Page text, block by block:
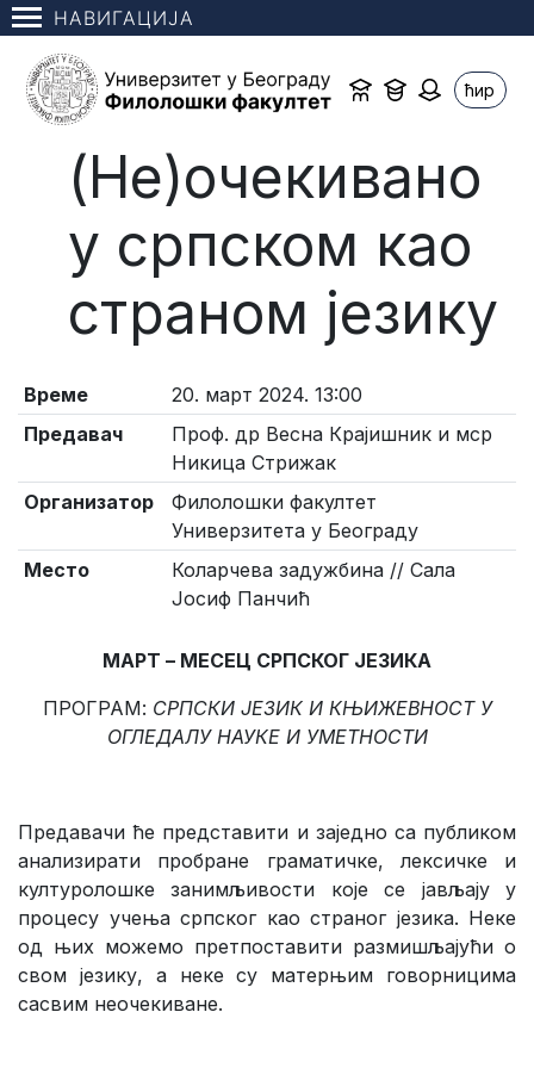
НАВИГАЦИЈА
ћир
(Не)очекивано
у српском као
страном језику
Време
20. март 2024. 13:00
Предавач
Проф. др Весна Крајишник и мср
Никица Стрижак
Организатор
Филолошки факултет
Универзитета у Београду
Место
Коларчева задужбина // Сала
Јосиф Панчић
МАРТ – МЕСЕЦ СРПСКОГ ЈЕЗИКА
ПРОГРАМ: СРПСКИ ЈЕЗИК И КЊИЖЕВНОСТ У
ОГЛЕДАЛУ НАУКЕ И УМЕТНОСТИ
Предавачи ће представити и заједно са публиком
анализирати пробране граматичке, лексичке и
културолошке занимљивости које се јављају у
процесу учења српског као страног језика. Неке
од њих можемо претпоставити размишљајући о
свом језику, а неке су матерњим говорницима
сасвим неочекиване.